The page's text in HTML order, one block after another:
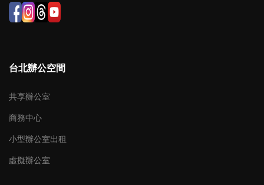
台北辦公空間
共享辦公室
商務中心
小型辦公室出租
虛擬辦公室